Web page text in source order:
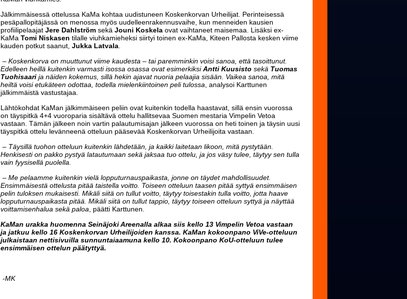
Jälkimmäisessä ottelussa KaMa kohtaa uudistuneen Koskenkorvan Urheilijat. Perinteisessä
pesäpallopitäjässä on menossa myös uudelleenrakennusvaihe, kun menneiden kausien
profiilipelaajat Jere Dahlström sekä Jouni Koskela ovat vaihtaneet maisemaa. Lisäksi ex-
KaMa Tomi Niskasen tilalle viuhkamieheksi siirtyi toinen ex-KaMa, Kiteen Pallosta kesken viime
kauden potkut saanut, Jukka Latvala
– Koskenkorva on muuttunut viime kaudesta – tai paremminkin voisi sanoa, että tasoittunut.
Edelleen heillä kuitenkin varmasti isossa osassa ovat esimerkiksiAntti Kuusisto sekä Tuomas
Tuohisaari ja näiden kokemus, sillä hekin ajavat nuoria pelaajia sisään. Vaikea sanoa, mitä
heiltä voisi etukäteen odottaa, todella mielenkiintoinen peli tulossa , analysoi Karttunen
jälkimmäistä vastustajaa.
Lähtökohdat KaMan jälkimmäiseen peliin ovat kuitenkin todella haastavat, sillä ensin vuorossa
on täyspitkä 4+4 vuoroparia sisältävä ottelu hallitsevaa Suomen mestaria Vimpelin Vetoa
vastaan. Tämän jälkeen noin vartin palautumisajan jälkeen vuorossa on heti toinen ja täysin uusi
täyspitkä ottelu levänneenä otteluun pääsevää Koskenkorvan Urheilijoita vastaan.
– Täysillä tuohon otteluun kuitenkin lähdetään, ja kaikki laitetaan likoon, mitä pystytään.
Henkisesti on pakko pystyä latautumaan sekä jaksaa tuo ottelu, ja jos väsy tulee, täytyy sen tulla
vain fyysisellä puolella.
– Me pelaamme kuitenkin vielä lopputurnauspaikasta, jonne on täydet mahdollisuudet.
Ensimmäisestä ottelusta pitää taistella voitto. Toiseen otteluun taasen pitää syttyä ensimmäisen
pelin tuloksen mukaisesti. Mikäli siitä on tullut voitto, täytyy toisestakin tulla voitto, jotta haave
lopputurnauspaikasta pitää. Mikäli siitä on tullut tappio, täytyy toiseen otteluun syttyä ja näyttää
voittamisenhalua sekä paloa , päätti Karttunen.
KaMan urakka huomenna Seinäjoki Areenalla alkaa siis kello 13 Vimpelin Vetoa vastaan
ja jatkuu kello 16 Koskenkorvan Urheilijoiden kanssa. KaMan kokoonpano ViVe-otteluun
julkaistaan nettisivuilla sunnuntaiaamuna kello 10. Kokoonpano KoU-otteluun tulee
ensimmäisen ottelun päätyttyä.
-MK